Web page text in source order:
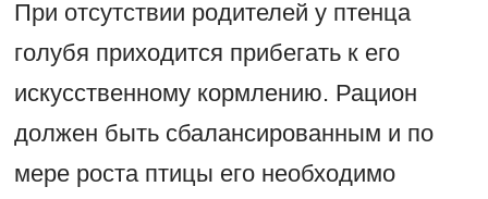
При отсутствии родителей у птенца
голубя приходится прибегать к его
искусственному кормлению. Рацион
должен быть сбалансированным и по
мере роста птицы его необходимо